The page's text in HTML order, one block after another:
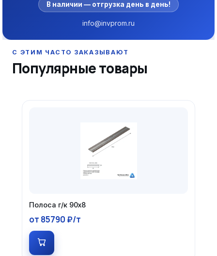
В наличии — отгрузка день в день!
info@invprom.ru
Популярные товары
Полоса г/к 90х8
от 85790 ₽/т